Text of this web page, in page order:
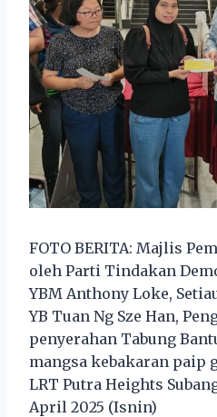
FOTO BERITA: Majlis
oleh Parti Tindakan
YBM Anthony Loke,
YB Tuan Ng Sze Han,
penyerahan Tabung
mangsa kebakaran paip
LRT Putra Heights
April 2025 (Isnin)